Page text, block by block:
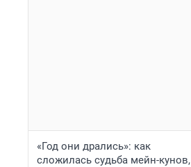
«Год они дрались»: как
сложилась судьба мейн-кунов,